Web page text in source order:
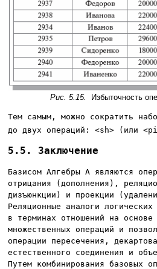
Рис. 5.15. Избыточность
Тем самым, можно сократить
до двух операций: <sh> (или
5.5. Заключение
Базисом Алгебры A являются
отрицания (дополнения),
дизъюнкции) и проекции
Реляционные аналоги
в терминах отношений на основе
множественных операций и
операции пересечения,
естественного соединения и
Путем комбинирования базовых